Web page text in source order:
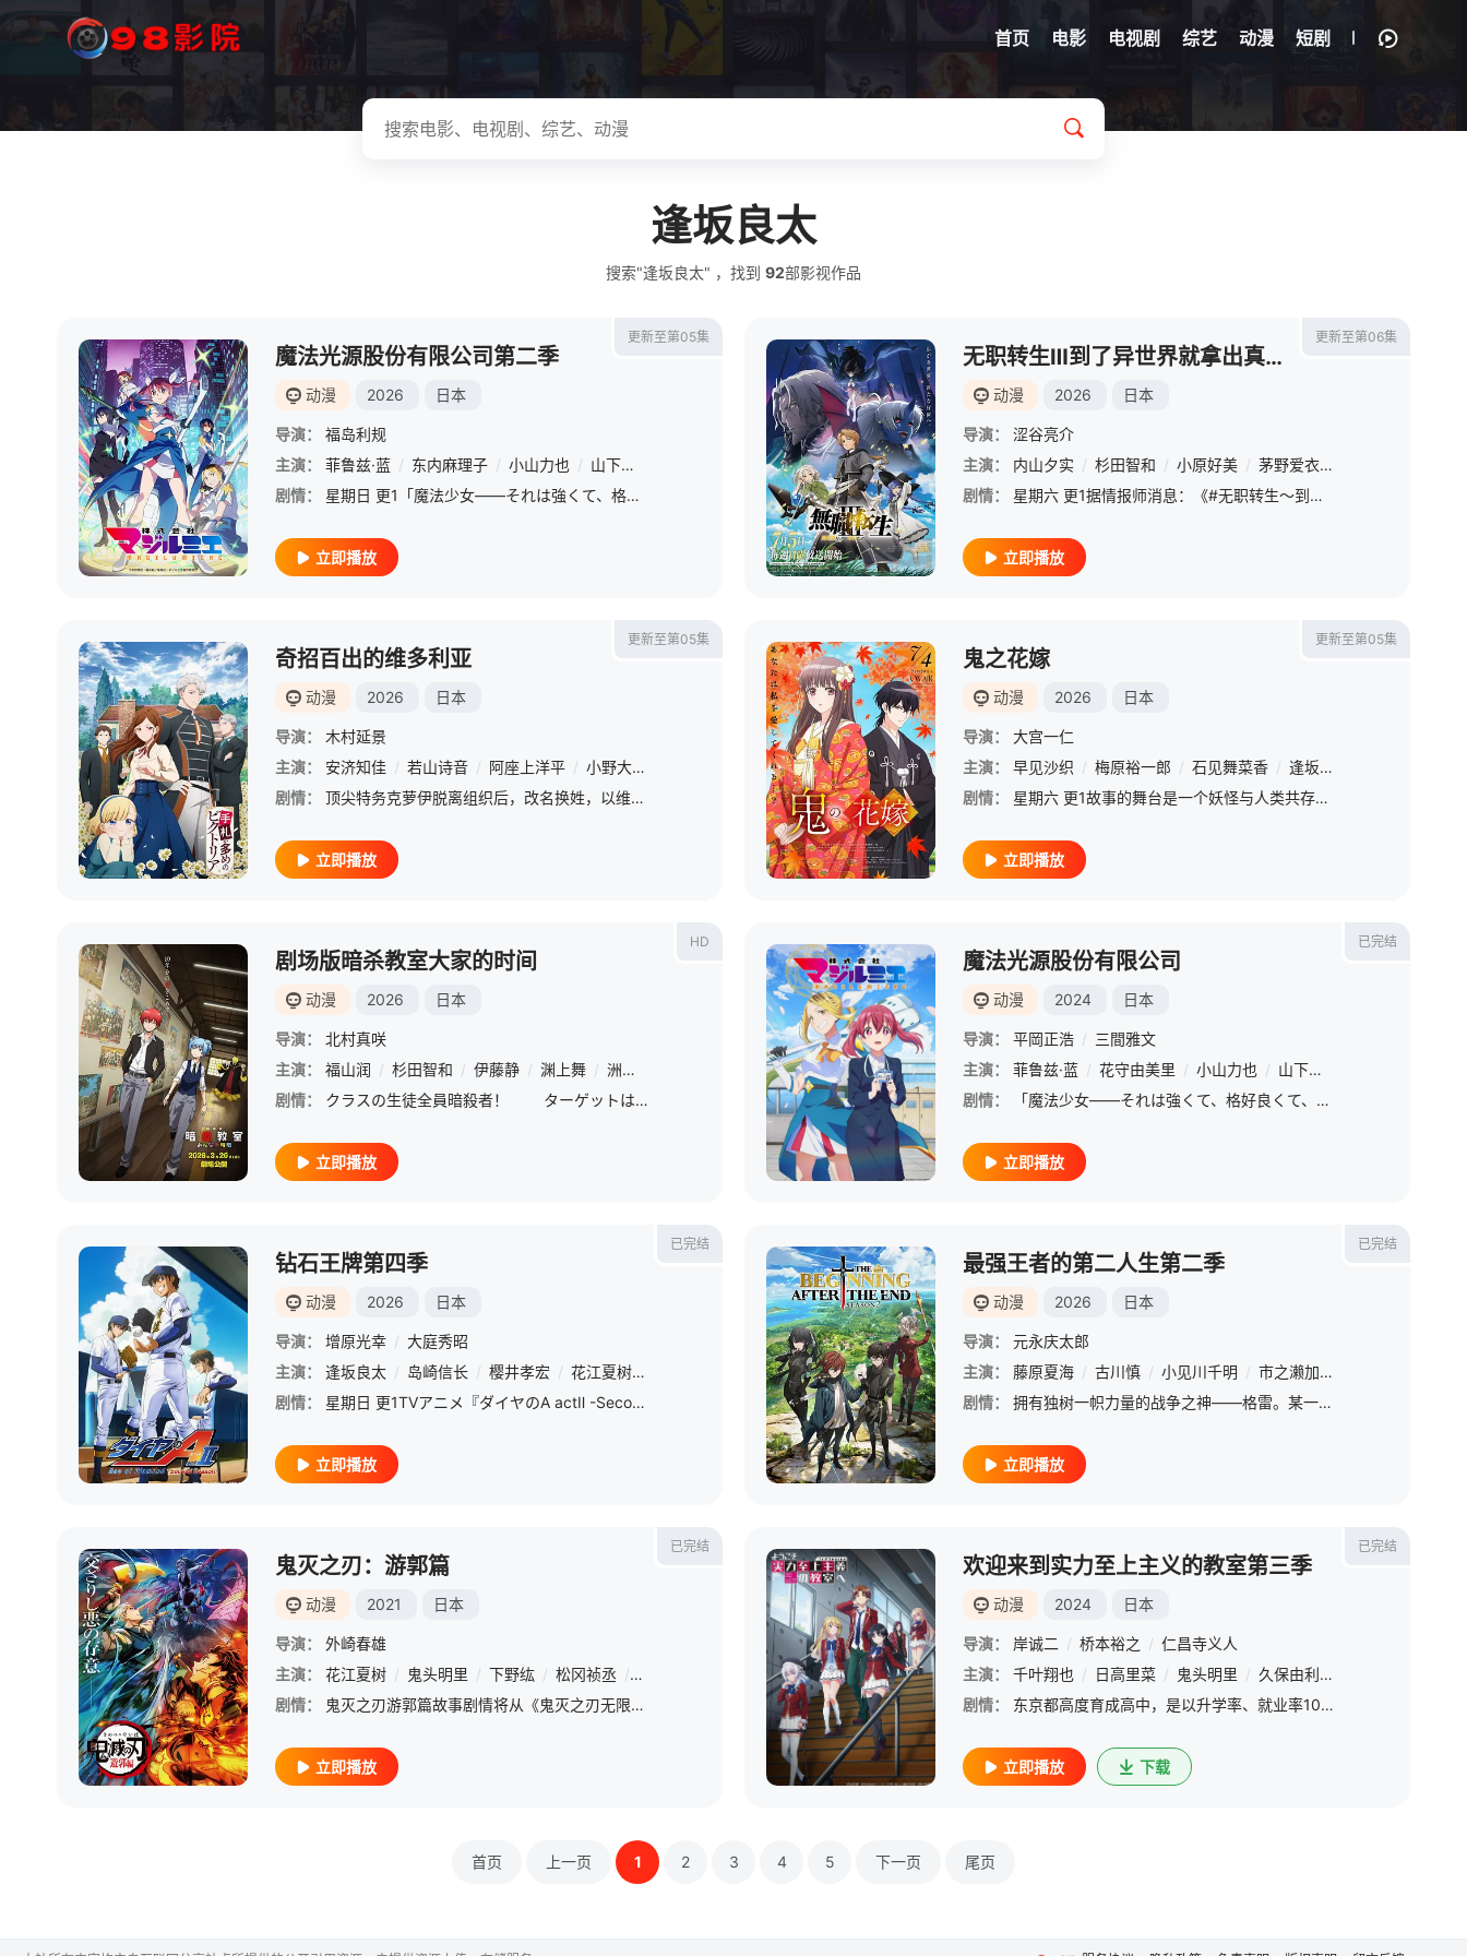
首页 电影 电视剧 综艺 动漫 短剧
逢坂良太
搜索"逢坂良太" ，找到 92部影视作品
更新至第05集
魔法光源股份有限公司第二季
动漫 2026 日本
导演：
福岛利规
主演：
菲鲁兹·蓝 / 东内麻理子 / 小山力也 / 山下大辉 安济知佳 / 石原夏织 / 天海由梨奈
石田彰
剧情：
星期日 更1「魔法少女――それは強くて、格好良くて、しなやかで。 &amp;nbsp; &amp;nbsp; &amp;nbsp; &amp;nbsp; &amp;nbsp; &amp;nbsp; &amp;nbsp; &amp;nbsp; &amp;nbsp; &amp;nbs
立即播放
更新至第06集
无职转生Ⅲ到了异世界就拿出真本事
动漫 2026 日本
导演：
涩谷亮介
主演：
内山夕实 / 杉田智和 / 小原好美 / 茅野爱衣 /
剧情：
星期六 更1据情报师消息：《#无职转生～到了异世界就拿出真本事～#》第二季&amp;amp;第三季制作决定！
立即播放
更新至第05集
奇招百出的维多利亚
动漫 2026 日本
导演：
木村延景
主演：
安济知佳 / 若山诗音 / 阿座上洋平 / 小野大辅 古川慎 / 逢坂良太 / 小野贤章 野岛健儿 / 秋保佐永子 / 家中宏
剧情：
顶尖特务克萝伊脱离组织后，改名换姓，以维多利亚的身份过着新的生活。 &amp;nbsp; &amp;nbsp; &amp;nbsp; &amp;nbsp; &amp;nbsp; &amp;nbsp; &amp;nbsp; &amp;nbsp; &amp;nbsp; &amp;nb
立即播放
更新至第05集
鬼之花嫁
动漫 2026 日本
导演：
大宫一仁
主演：
早见沙织 / 梅原裕一郎 / 石见舞菜香 / 逢坂良太
剧情：
星期六 更1故事的舞台是一个妖怪与人类共存的世界。拥有优越外貌与能力、足以令众人着迷的妖怪们，有时会从人类之中选择自己的新娘。对妖怪来说，新娘的存在独一无二，一旦认定了某人为新娘，便会终生只将爱献给那
立即播放
HD
剧场版暗杀教室大家的时间
动漫 2026 日本
导演：
北村真咲
主演：
福山润 / 杉田智和 / 伊藤静 / 渊上舞 / 洲崎绫 逢坂良太 内藤玲 / 田中美海 / 矢作纱友里 / 松浦千惠 / 佐藤聪美 / 川边骏 / 金元寿子
剧情：
クラスの生徒全員暗殺者！ ターゲットは担任の先生⁉
立即播放
已完结
魔法光源股份有限公司
动漫 2024 日本
导演： 平岡正浩 / 三間雅文
主演：
菲鲁兹·蓝 / 花守由美里 / 小山力也 / 山下大辉
剧情：
「魔法少女――それは強くて、格好良くて、しなやかで。誰もが憧れて、高給取りで、人気が高い、立派なひとつの職業だ」 &amp;nbsp; &amp;nbsp; &amp;nbsp; &amp;nbsp; &amp;nbsp; &amp;nbsp; &amp;
立即播放
已完结
钻石王牌第四季
动漫 2026 日本
导演： 增原光幸 / 大庭秀昭
主演：
逢坂良太 / 岛崎信长 / 樱井孝宏 / 花江夏树 / 松冈祯丞 / 苍井翔太 / 田尻浩章 / 下妻由幸 / 村田太志 / 下野纮 / 武内骏辅 / 内田雄马
剧情：
星期日 更1TVアニメ『ダイヤのA actⅡ -Second Season-』が、2026年4月からテレ東系6局ネット、AT-Xほかにて放送開始となることが決定！さらに、キービジュアル、PV第1弾が公
立即播放
已完结
最强王者的第二人生第二季
动漫 2026 日本
导演：
元永庆太郎
主演：
藤原夏海 / 古川慎 / 小见川千明 / 市之濑加那
剧情：
拥有独树一帜力量的战争之神——格雷。某一天，他一如往常地进入梦乡，醒来后却来到了充满各种魔法和怪物的新世界，转生成一位叫做「亚瑟」的孩子。无法追查上辈子死亡的真相，但比起活在过去，他不断努力适应这全新
立即播放
已完结
鬼灭之刃：游郭篇
动漫 2021 日本
导演：
外崎春雄
主演：
花江夏树 / 鬼头明里 / 下野纮 / 松冈祯丞 / 小西克幸 铃村健一 / 森川智之 / 佐藤利奈 悠木碧 / 花守由美里 / 小泽亚李 / 石上静香 / 东山奈央
剧情：
鬼灭之刃游郭篇故事剧情将从《鬼灭之刃无限列车篇》失去炎柱后做为开端，以日本花街为舞台，而最让人期待的音柱、堕姬即将在鬼灭第二季登场！
立即播放
已完结
欢迎来到实力至上主义的教室第三季
动漫 2024 日本
导演： 岸诚二 / 桥本裕之 / 仁昌寺义人
主演：
千叶翔也 / 日高里菜 / 鬼头明里 / 久保由利香
剧情：
东京都高度育成高中，是以升学率、就业率100%为荣，每月支付相当于10万日元金钱的梦想学校。但是，其内在是只有一部分成绩优秀者才能得到好待遇的实力至上主义学校。 &amp;nbsp; &amp;nbsp; &amp;nbsp
立即播放 下载
首页 上一页 1 2 3 4 5 下一页 尾页